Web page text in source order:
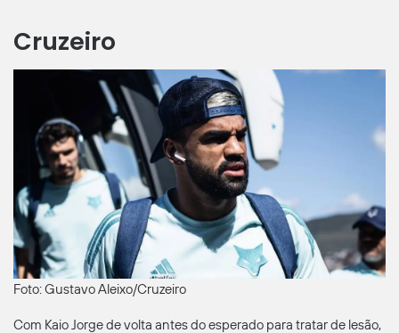
Cruzeiro
Foto: Gustavo Aleixo/Cruzeiro
Com Kaio Jorge de volta antes do esperado para tratar de lesão,